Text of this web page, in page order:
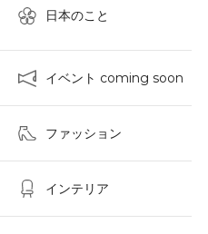
日本のこと
イベント coming soon
ファッション
インテリア